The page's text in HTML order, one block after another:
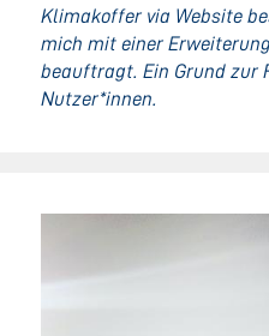
Klimakoffer via Website
mich mit einer
beauftragt. Ein Grund zur
Nutzer*innen.